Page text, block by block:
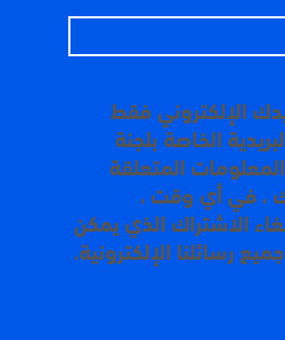
الإلكتروني فقط
الخاصة بلجنة
المتعلقة
، في أي وقت ،
الاشتراك الذي يمكن
رسائلنا الإلكترونية.